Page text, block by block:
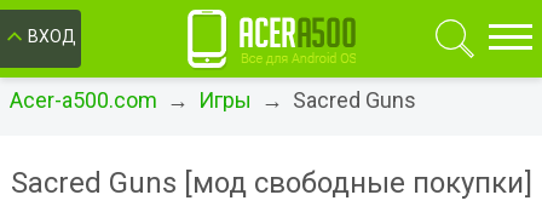
ВХОД
Acer-a500.com → Игры → Sacred Guns
Sacred Guns [мод свободные покупки]